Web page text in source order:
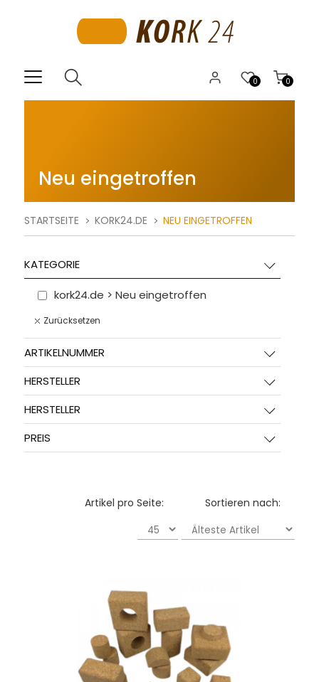
0
0
Neu eingetroffen
STARTSEITE KORK24.DE NEU EINGETROFFEN
KATEGORIE
kork24.de > Neu eingetroffen
Zurücksetzen
ARTIKELNUMMER
HERSTELLER
HERSTELLER
PREIS
Sortieren nach:
Artikel pro Seite: